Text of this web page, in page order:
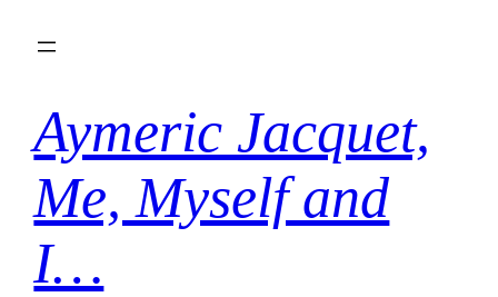
Aymeric Jacquet,
Me, Myself and
I…